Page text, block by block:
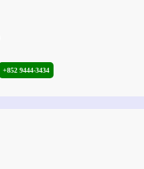
+852 9444-3434